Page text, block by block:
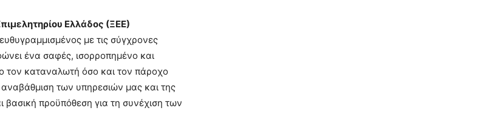
Ελλάδος (ΞΕΕ)
με τις σύγχρονες
ένα σαφές, ισορροπημένο και
τον καταναλωτή όσο και τον πάροχο
των υπηρεσιών μας και της
βασική προϋπόθεση για τη συνέχιση των